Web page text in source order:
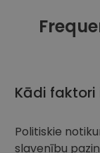
Kādi faktori
Politiskie
slavenību